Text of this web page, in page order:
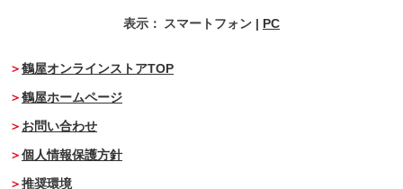
表示： スマートフォン | PC
鶴屋オンラインストアTOP
鶴屋ホームページ
お問い合わせ
個人情報保護方針
推奨環境